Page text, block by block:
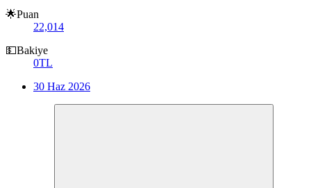
🌟Puan
22,014
💵Bakiye
0TL
30 Haz 2026